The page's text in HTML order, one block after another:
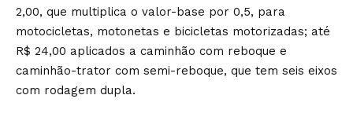
2,00, que multiplica o valor-base por 0,5, para
motocicletas, motonetas e bicicletas motorizadas; até
R$ 24,00 aplicados a caminhão com reboque e
caminhão-trator com semi-reboque, que tem seis eixos
com rodagem dupla.